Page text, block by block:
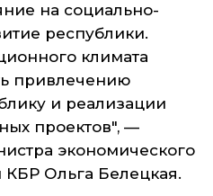
на социально-
республики.
климата
привлечению
и реализации
проектов", —
экономического
КБР Ольга Белецкая.